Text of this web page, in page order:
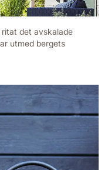
det avskalade
utmed bergets